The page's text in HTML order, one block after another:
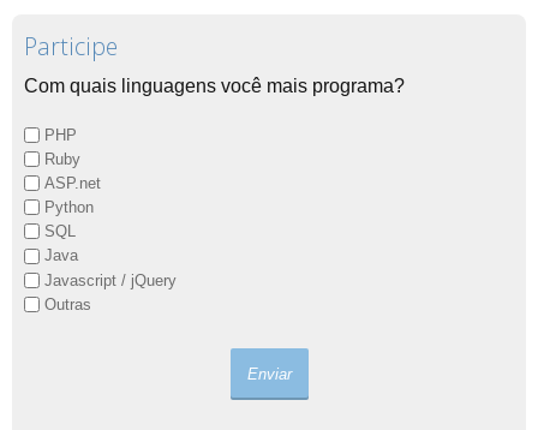
Participe
Com quais linguagens você mais programa?
PHP
Ruby
ASP.net
Python
SQL
Java
Javascript / jQuery
Outras